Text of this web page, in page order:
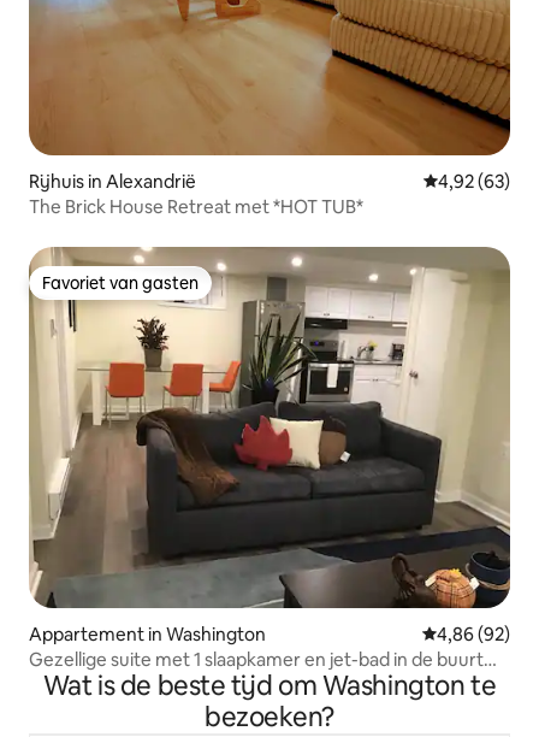
Rijhuis in Alexandrië Gemiddelde
4,92 (63)
The Brick House Retreat met *HOT TUB*
Favoriet van gasten
Favoriet van gasten
Appartement in Washington Gemiddelde
4,86 (92)
Gezellige suite met 1 slaapkamer en jet-bad in de buurt
van het Amerikaanse Capitool.
Wat is de beste tijd om Washington te
bezoeken?